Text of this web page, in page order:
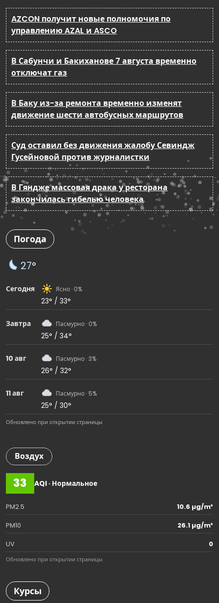
AZCON получит новые полномочия по
управлению AZAL и ASCO
В Сабунчи и Бакиханове 7 августа временно
отключат газ
В Баку из-за ремонта временно изменят
движение шести автобусных маршрутов
Суд оставил без движения жалобу Севиндж
Гусейновой против журналистки
В Гяндже массовая драка у ресторана
закончилась гибелью человека
Погода
27°
Сегодня Ясно · 0%
23° / 33°
Завтра Пасмурно · 0%
25° / 34°
10 авг Пасмурно · 3%
26° / 32°
11 авг Пасмурно · 5%
25° / 30°
Обновлено при открытии страницы
Воздух
33 AQI · Нормальное
PM2.5
10.6 µg/m³
PM10
26.1 µg/m³
UV
0
Обновлено при открытии страницы
Курсы